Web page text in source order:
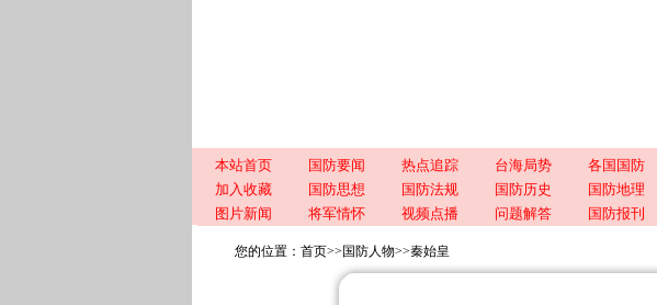
本站首页 国防要闻 热点追踪 台海局势 各国国防
加入收藏
国防思想 国防法规 国防历史 国防地理
图片新闻
将军情怀 视频点播 问题解答 国防报刊
您的位置： 首页>> 国防人物>>秦始皇